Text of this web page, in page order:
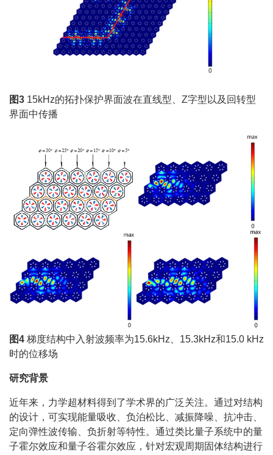
图3 15kHz的拓扑保护界面波在直线型、Z字型以及回转型
界面中传播
图4 梯度结构中入射波频率为15.6kHz、15.3kHz和15.0 kHz
时的位移场
研究背景
近年来，力学超材料得到了学术界的广泛关注。通过对结构
的设计，可实现能量吸收、负泊松比、减振降噪、抗冲击、
定向弹性波传输、负折射等特性。通过类比量子系统中的量
子霍尔效应和量子谷霍尔效应，针对宏观周期固体结构进行